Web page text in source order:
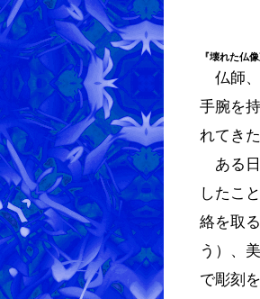
『壊れた仏像
仏師、
手腕を
れてきた
ある日
したこ
絡を取
う）、
で彫刻